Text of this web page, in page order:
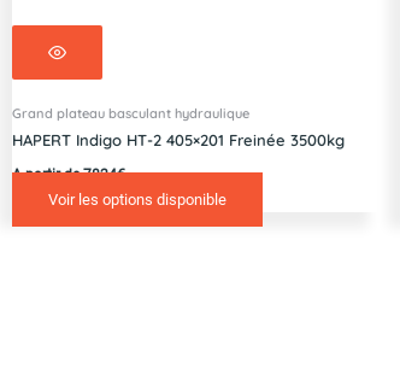
Grand plateau basculant hydraulique
HAPERT Indigo HT-2 405×201 Freinée 3500kg
A partir de 7824€
Voir les options disponible